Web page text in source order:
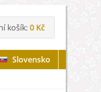
košík 0 Kč
Slovensko